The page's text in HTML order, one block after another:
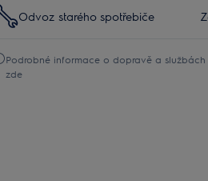
Odvoz starého spotřebiče
Podrobné informace o dopravě a službách
zde